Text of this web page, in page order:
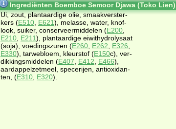
Ingrediënten Boemboe Semoor Djawa (Toko Lien)
Ui, zout, plant­aar­di­ge olie, smaak­ver­ster­
kers (E510 E621), me­las­se, wa­ter, knof­
look, sui­ker, con­ser­veer­mid­de­len (E200
E210 E211), plant­aar­di­ge ei­wit­hy­dro­ly­saat
(so­ja), voe­dings­zu­ren (E260 E262 E326
E330), tar­we­bloem, kleur­stof (E150c), ver­
dik­kings­mid­de­len (E407 E412 E466),
aard­ap­pel­zet­meel, spe­ce­rij­en, an­ti­oxi­dan­
ten, (E310 E320).